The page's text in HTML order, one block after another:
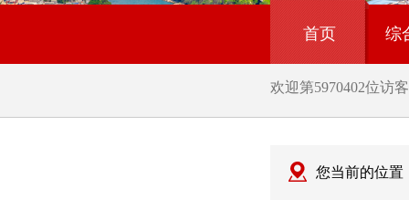
首页 综
欢迎第5970402位访客
您当前的位置